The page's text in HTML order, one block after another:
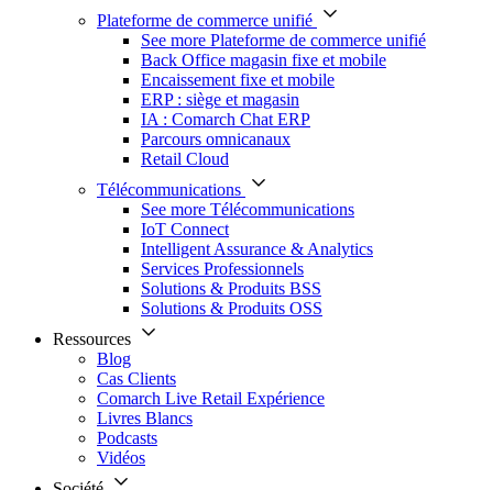
Plateforme de commerce unifié
See more Plateforme de commerce unifié
Back Office magasin fixe et mobile
Encaissement fixe et mobile
ERP : siège et magasin
IA : Comarch Chat ERP
Parcours omnicanaux
Retail Cloud
Télécommunications
See more Télécommunications
IoT Connect
Intelligent Assurance & Analytics
Services Professionnels
Solutions & Produits BSS
Solutions & Produits OSS
Ressources
Blog
Cas Clients
Comarch Live Retail Expérience
Livres Blancs
Podcasts
Vidéos